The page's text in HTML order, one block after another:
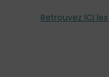
Retrouvez ICI